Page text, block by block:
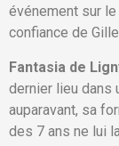
événement sur
confiance de
Fantasia de
dernier lieu dans
auparavant, sa
des 7 ans ne lui